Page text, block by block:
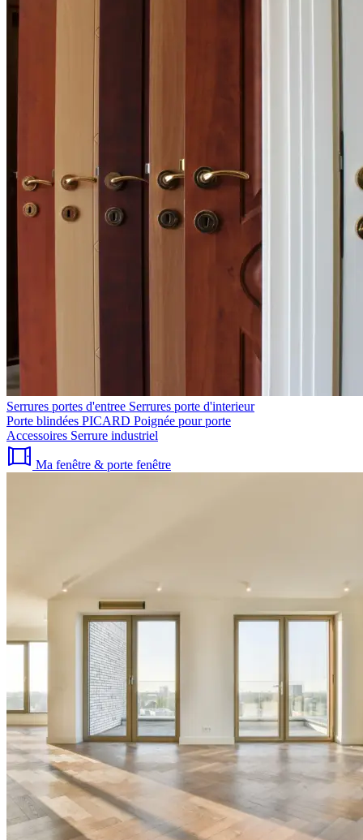
Serrures portes d'entree Serrures porte d'interieur
Porte blindées PICARD Poignée pour porte
Accessoires Serrure industriel
Ma fenêtre & porte fenêtre